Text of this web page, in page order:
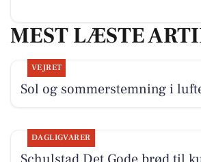
MEST LÆSTE
VEJRET
Sol og sommerstemning i
DAGLIGVARER